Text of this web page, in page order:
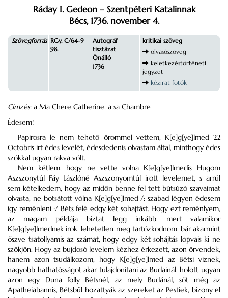
Ráday I. Gedeon – Szentpéteri Katalinnak
Bécs, 1736. november 4.
Szövegforrás RGy. C/64-9
98.
Autográf
tisztázat
Önálló
1736
kritikai szöveg
olvasószöveg
keletkezéstörténeti
jegyzet
kézirat fotók
Címzés: a Ma Chere Catherine, a sa Chambre
Édesem!
Papirosra le nem tehető őrommel vettem, K[e]g[ye]lmed 22
Octobris irt édes levelét, édesdedenis olvastam által, minthogy édes
szókkal ugyan rakva vólt.
Nem kétlem, hogy ne vette volna K[e]g[ye]lmedis Hugom
Aszszonytúl Fáy Lászlóné Aszszonyomtúl irott levelemet, s arrúl
sem kételkedem, hogy az midőn benne fel tett bútsúzó szavaimat
olvasta, ne botsátott vólna K[e]g[ye]lmed /: szabad légyen édesem
igy reménleni :/ Béts felé edgy két sohajtást. Hogy ezt reménlyem,
az magam példája biztat legg inkább, mert valamikor
K[e]g[ye]lmednek irok, lehetetlen meg tartózkodnom, bár akarmint
őszve tsatollyamis az számat, hogy edgy két sohájtás lopvais ki ne
szőkjőn. Hogy az bujdosó levelem kézhez érkezett, azon őrvendek,
hanem azon tsudálkozom, hogy K[e]g[ye]lmed az Bétsi viznek,
nagyobb hathatósságot akar tulajdonitani az Budainál, holott ugyan
azon egy Duna folly Bétsnél, az mely Budánál, sőt még az
Apatheiabannis, Bétsbűl hozattyák az szereket az Pestiek, bizony el